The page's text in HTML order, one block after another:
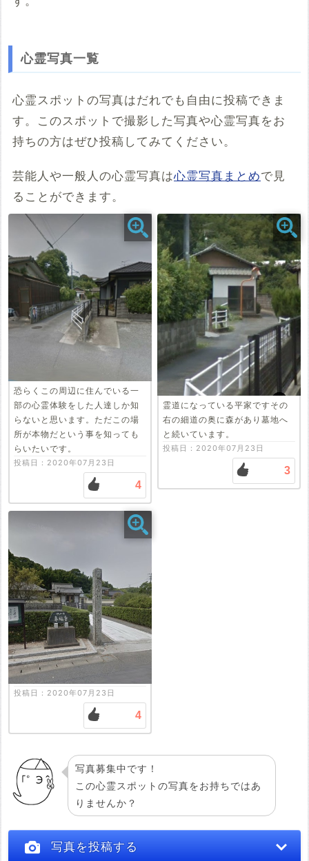
※「共有HTML」はパソコンでしか取得できないようです
例：<iframe src="https://www.google.com/maps/embed?
pb=******" width="600" height="450" frameborder="0"
コメント
投稿する
心霊写真一覧
心霊スポットの写真はだれでも自由に投稿できま
す。このスポットで撮影した写真や心霊写真をお
持ちの方はぜひ投稿してみてください。
芸能人や一般人の心霊写真は心霊写真まとめで見
ることができます。
恐らくこの周辺に住んでいる一
部の心霊体験をした人達しか知
らないと思います。ただこの場
所が本物だという事を知っても
らいたいです。
投稿日：2020年07月23日
4
投稿日：2020年07月23日
4
霊道になっている平家ですその
右の細道の奥に森があり墓地へ
と続いています。
投稿日：2020年07月23日
3
写真募集中です！
この心霊スポットの写真をお持ちではあ
りませんか？
写真を投稿する